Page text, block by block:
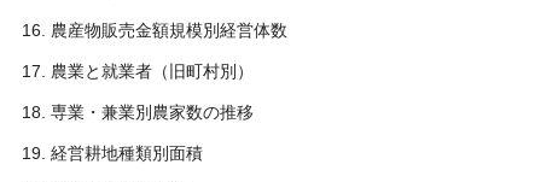
農産物販売金額規模別経営体数
農業と就業者（旧町村別）
専業・兼業別農家数の推移
経営耕地種類別面積